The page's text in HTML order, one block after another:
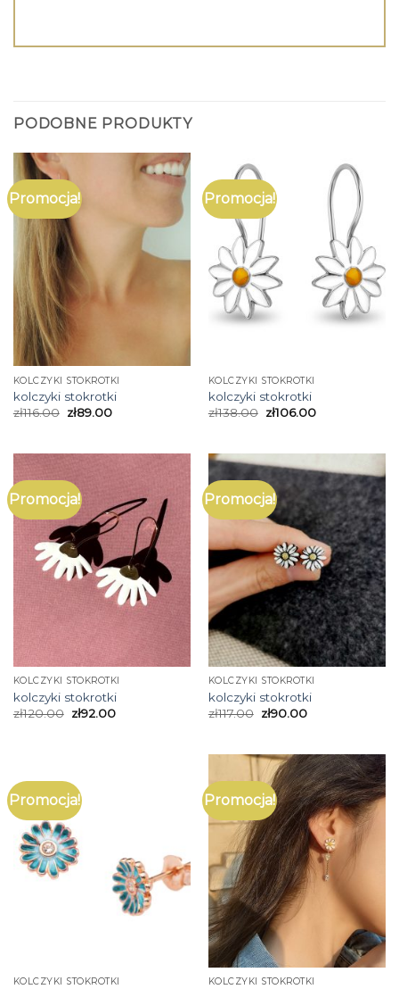
PODOBNE PRODUKTY
Promocja!
KOLCZYKI STOKROTKI
kolczyki stokrotki
zł116.00 zł89.00
Promocja!
KOLCZYKI STOKROTKI
kolczyki stokrotki
zł138.00 zł106.00
Promocja!
KOLCZYKI STOKROTKI
kolczyki stokrotki
zł120.00 zł92.00
Promocja!
KOLCZYKI STOKROTKI
kolczyki stokrotki
zł117.00 zł90.00
Promocja!
KOLCZYKI STOKROTKI
Promocja!
KOLCZYKI STOKROTKI